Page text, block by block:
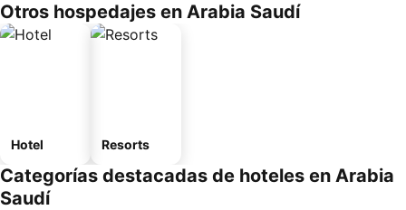
Otros hospedajes en Arabia Saudí
Hotel Resorts
Categorías destacadas de hoteles en Arabia
Saudí